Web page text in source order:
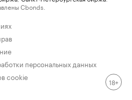
Cbonds.
персональных данных
cookie
18+